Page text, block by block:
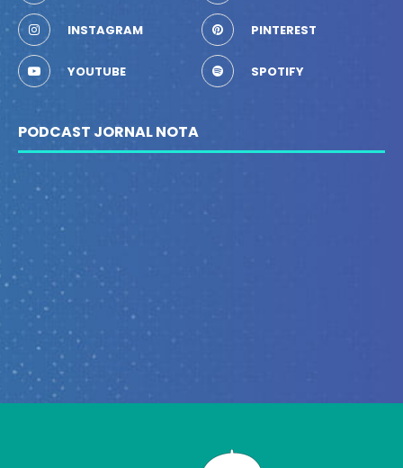
INSTAGRAM PINTEREST
YOUTUBE SPOTIFY
PODCAST JORNAL NOTA